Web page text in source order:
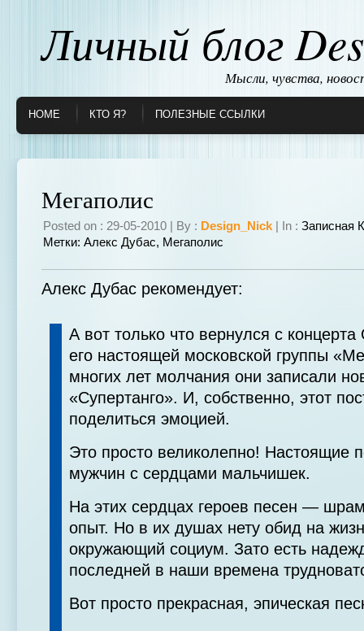
Личный блог
Мысли, чувства,
HOME КТО Я? ПОЛЕЗНЫЕ ССЫЛКИ
Мегаполис
Posted on : 29-05-2010 | By : Design_Nick | In : Записная
Метки: Алекс Дубас, Мегаполис
Алекс Дубас рекомендует:
А вот только что вернулся с
его настоящей московской группы
многих лет молчания они записали
«Супертанго». И, собственно, этот
поделиться эмоцией.
Это просто великолепно! Настоящие
мужчин с сердцами мальчишек.
На этих сердцах героев песен —
опыт. Но в их душах нету обид на
окружающий социум. Зато есть
последней в наши времена
Вот просто прекрасная, эпическая